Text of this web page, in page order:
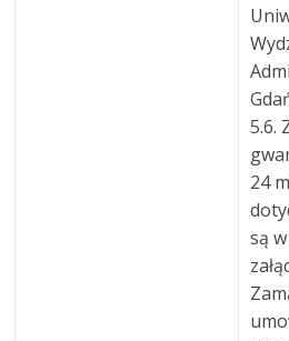
5.6.
24
są